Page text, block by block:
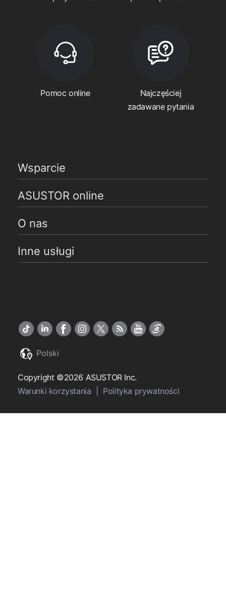
Pomoc online
Najczęściej
zadawane pytania
Wsparcie
ASUSTOR online
O nas
Inne usługi
Polski
Copyright ©2026 ASUSTOR Inc.
Warunki korzystania
Polityka prywatności